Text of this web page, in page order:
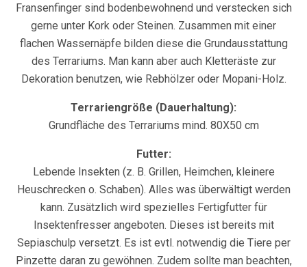
Fransenfinger sind bodenbewohnend und verstecken sich
gerne unter Kork oder Steinen. Zusammen mit einer
flachen Wassernäpfe bilden diese die Grundausstattung
des Terrariums. Man kann aber auch Kletteräste zur
Dekoration benutzen, wie Rebhölzer oder Mopani-Holz.
Terrariengröße (Dauerhaltung):
Grundfläche des Terrariums mind. 80X50 cm
Futter:
Lebende Insekten (z. B. Grillen, Heimchen, kleinere
Heuschrecken o. Schaben). Alles was überwältigt werden
kann. Zusätzlich wird spezielles Fertigfutter für
Insektenfresser angeboten. Dieses ist bereits mit
Sepiaschulp versetzt. Es ist evtl. notwendig die Tiere per
Pinzette daran zu gewöhnen. Zudem sollte man beachten,